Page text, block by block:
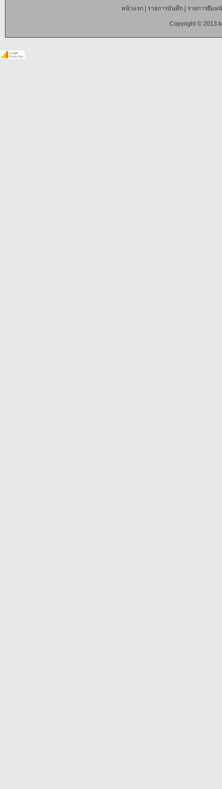
หน้าแรก| รายการบันทึก| รายการยืมห
Copyright © 2013